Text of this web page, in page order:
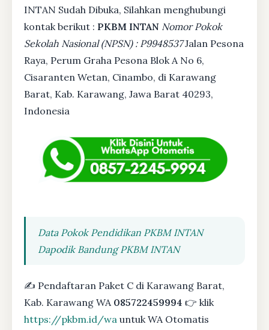
INTAN Sudah Dibuka, Silahkan menghubungi
kontak berikut : PKBM INTAN Nomor Pokok
Sekolah Nasional (NPSN) : P9948537Jalan Pesona
Raya, Perum Graha Pesona Blok A No 6,
Cisaranten Wetan, Cinambo, di Karawang
Barat, Kab. Karawang, Jawa Barat 40293,
Indonesia
Data Pokok Pendidikan PKBM INTAN
Dapodik Bandung PKBM INTAN
✍ Pendaftaran Paket C di Karawang Barat,
Kab. Karawang WA 085722459994 👉 klik
https://pkbm.id/wa untuk WA Otomatis